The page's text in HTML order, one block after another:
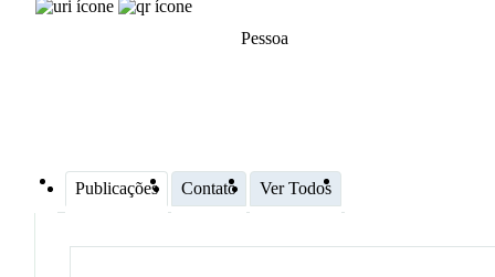
Pessoa
Publicações Contato Ver Todos